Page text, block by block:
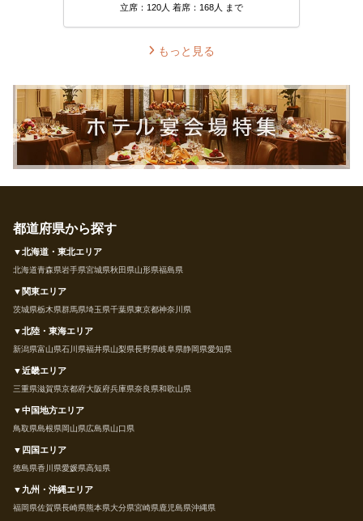
立席：120人 着席：168人 まで
もっと見る
都道府県から探す
▼北海道・東北エリア
北海道青森県岩手県宮城県秋田県山形県福島県
▼関東エリア
茨城県栃木県群馬県埼玉県千葉県東京都神奈川県
▼北陸・東海エリア
新潟県富山県石川県福井県山梨県長野県岐阜県静岡県愛知県
▼近畿エリア
三重県滋賀県京都府大阪府兵庫県奈良県和歌山県
▼中国地方エリア
鳥取県島根県岡山県広島県山口県
▼四国エリア
徳島県香川県愛媛県高知県
▼九州・沖縄エリア
福岡県佐賀県長崎県熊本県大分県宮崎県鹿児島県沖縄県